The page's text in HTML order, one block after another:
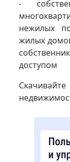
-
нежилых
жилых
доступом